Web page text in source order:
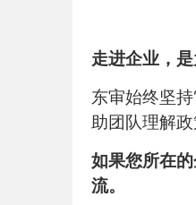
走进企业，
东审始终坚
助团队理解
如果您所在
流。